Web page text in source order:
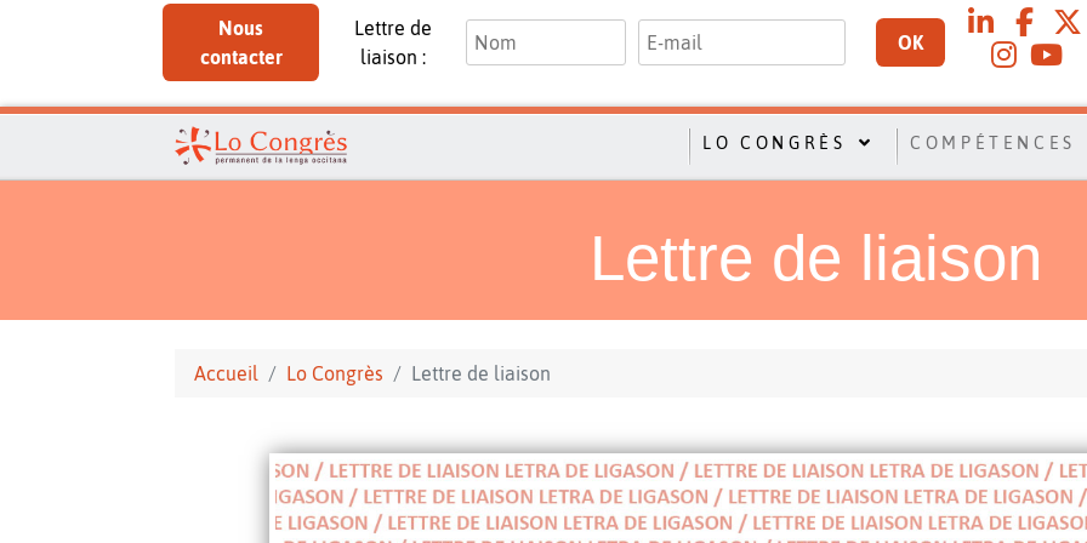
Nous
contacter
Lettre de
liaison :
OK
LO CONGRÈS COMPÉTENCES
Lettre de liaison
Accueil Lo Congrès Lettre de liaison